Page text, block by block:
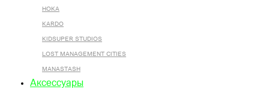
HOKA
KARDO
KIDSUPER STUDIOS
LOST MANAGEMENT CITIES
MANASTASH
Аксессуары